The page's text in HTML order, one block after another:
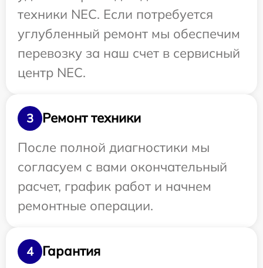
техники NEC. Если потребуется
углубленный ремонт мы обеспечим
перевозку за наш счет в сервисный
центр NEC.
3
Ремонт техники
После полной диагностики мы
согласуем с вами окончательный
расчет, график работ и начнем
ремонтные операции.
4
Гарантия